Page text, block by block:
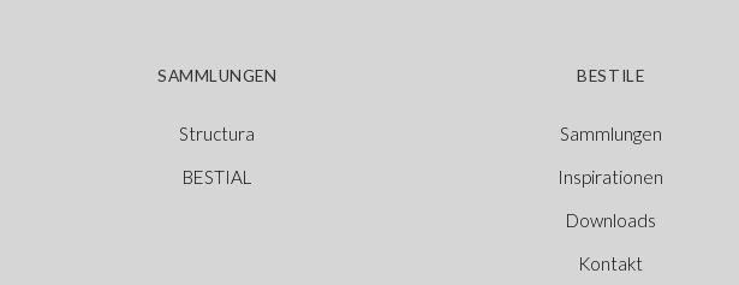
SAMMLUNGEN
Structura
BESTIAL
BESTILE
Sammlungen
Inspirationen
Downloads
Kontakt